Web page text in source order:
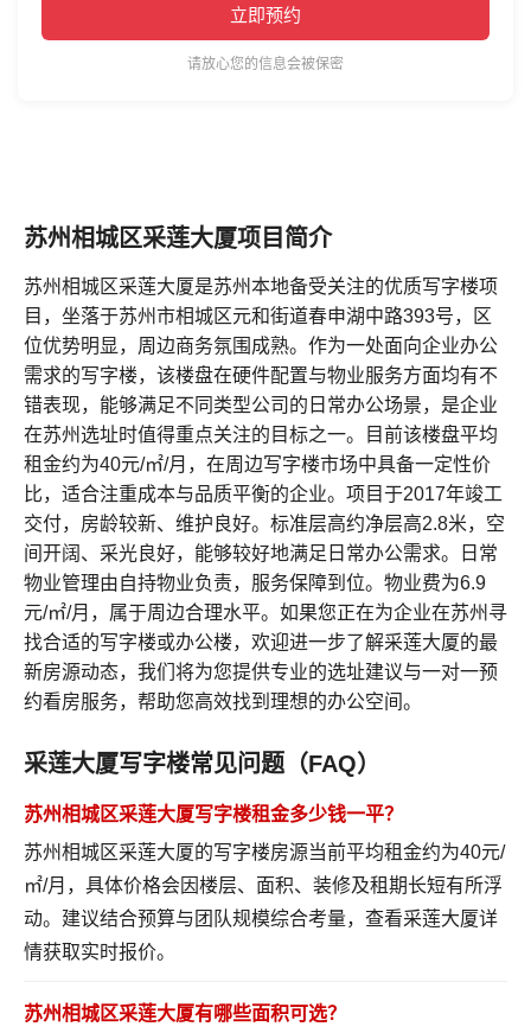
立即预约
请放心您的信息会被保密
苏州相城区采莲大厦项目简介
苏州相城区采莲大厦是苏州本地备受关注的优质写字楼项
目，坐落于苏州市相城区元和街道春申湖中路393号，区
位优势明显，周边商务氛围成熟。作为一处面向企业办公
需求的写字楼，该楼盘在硬件配置与物业服务方面均有不
错表现，能够满足不同类型公司的日常办公场景，是企业
在苏州选址时值得重点关注的目标之一。目前该楼盘平均
租金约为40元/㎡/月，在周边写字楼市场中具备一定性价
比，适合注重成本与品质平衡的企业。项目于2017年竣工
交付，房龄较新、维护良好。标准层高约净层高2.8米，空
间开阔、采光良好，能够较好地满足日常办公需求。日常
物业管理由自持物业负责，服务保障到位。物业费为6.9
元/㎡/月，属于周边合理水平。如果您正在为企业在苏州寻
找合适的写字楼或办公楼，欢迎进一步了解采莲大厦的最
新房源动态，我们将为您提供专业的选址建议与一对一预
约看房服务，帮助您高效找到理想的办公空间。
采莲大厦写字楼常见问题（FAQ）
苏州相城区采莲大厦写字楼租金多少钱一平？
苏州相城区采莲大厦的写字楼房源当前平均租金约为40元/
㎡/月，具体价格会因楼层、面积、装修及租期长短有所浮
动。建议结合预算与团队规模综合考量， 查看采莲大厦详
情获取实时报价。
苏州相城区采莲大厦有哪些面积可选？